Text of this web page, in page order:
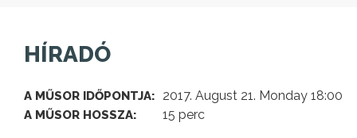
HÍRADÓ
A MŰSOR IDŐPONTJA: 2017. August 21. Monday 18:00
A MŰSOR HOSSZA: 15 perc